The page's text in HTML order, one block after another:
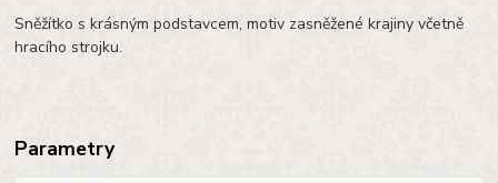
Sněžítko s krásným podstavcem, motiv zasněžené krajiny včetně
hracího strojku.
Parametry